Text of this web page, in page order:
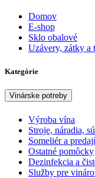
Domov
E-shop
Sklo obalové
Uzávery, zátky a
Kategórie
Vinárske potreby
Výroba vína
Stroje, náradia,
Someliér a
Ostatné pomôcky
Dezinfekcia a
Služby pre